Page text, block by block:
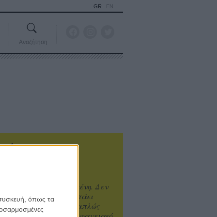
όπως τα
GR EN
Αναζήτηση
είναι υπερτιμημένη. Δεν
καλύτερο, δεν σε πάει
η επιτυχία. Είναι απλώς